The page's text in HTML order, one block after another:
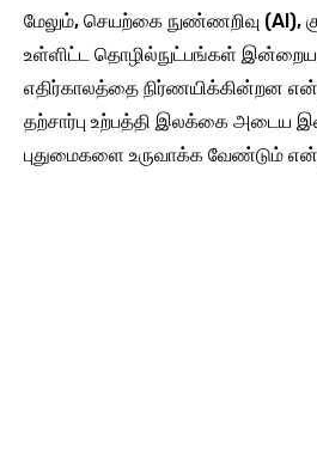
மேலும், செயற்கை நுண்ணறிவு (AI),
உள்ளிட்ட தொழில்நுட்பங்கள்
எதிர்காலத்தை நிர்ணயிக்கின்றன
தற்சார்பு உற்பத்தி இலக்கை அடைய
புதுமைகளை உருவாக்க வேண்டும்